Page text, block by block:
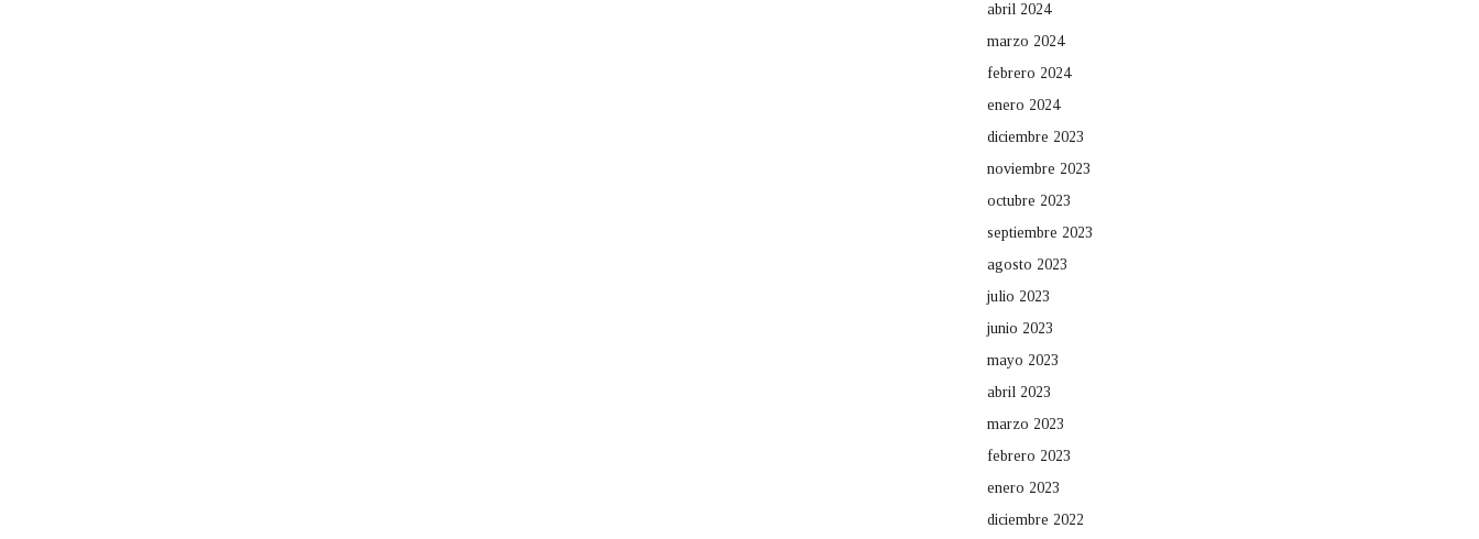
abril 2024
marzo 2024
febrero 2024
enero 2024
diciembre 2023
noviembre 2023
octubre 2023
septiembre 2023
agosto 2023
julio 2023
junio 2023
mayo 2023
abril 2023
marzo 2023
febrero 2023
enero 2023
diciembre 2022